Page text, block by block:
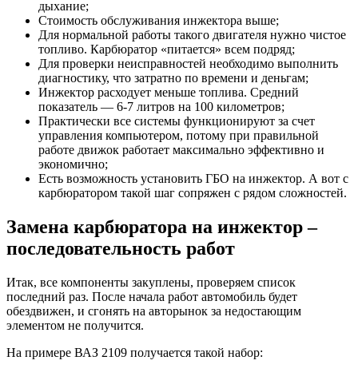
дыхание;
Стоимость обслуживания инжектора выше;
Для нормальной работы такого двигателя нужно чистое
топливо. Карбюратор «питается» всем подряд;
Для проверки неисправностей необходимо выполнить
диагностику, что затратно по времени и деньгам;
Инжектор расходует меньше топлива. Средний
показатель — 6-7 литров на 100 километров;
Практически все системы функционируют за счет
управления компьютером, потому при правильной
работе движок работает максимально эффективно и
экономично;
Есть возможность установить ГБО на инжектор. А вот с
карбюратором такой шаг сопряжен с рядом сложностей.
Замена карбюратора на инжектор –
последовательность работ
Итак, все компоненты закуплены, проверяем список
последний раз. После начала работ автомобиль будет
обездвижен, и сгонять на авторынок за недостающим
элементом не получится.
На примере ВАЗ 2109 получается такой набор: